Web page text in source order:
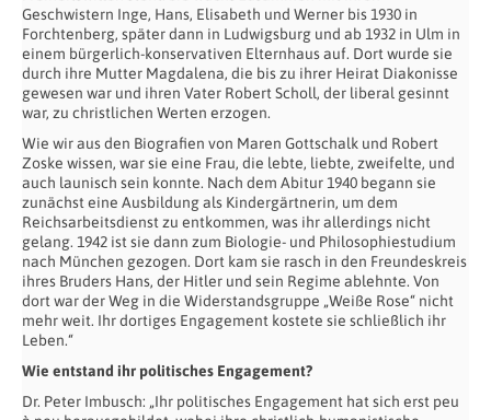
Geschwistern Inge, Hans, Elisabeth und Werner bis 1930 in
Forchtenberg, später dann in Ludwigsburg und ab 1932 in Ulm in
einem bürgerlich-konservativen Elternhaus auf. Dort wurde sie
durch ihre Mutter Magdalena, die bis zu ihrer Heirat Diakonisse
gewesen war und ihren Vater Robert Scholl, der liberal gesinnt
war, zu christlichen Werten erzogen.
Wie wir aus den Biografien von Maren Gottschalk und Robert
Zoske wissen, war sie eine Frau, die lebte, liebte, zweifelte, und
auch launisch sein konnte. Nach dem Abitur 1940 begann sie
zunächst eine Ausbildung als Kindergärtnerin, um dem
Reichsarbeitsdienst zu entkommen, was ihr allerdings nicht
gelang. 1942 ist sie dann zum Biologie- und Philosophiestudium
nach München gezogen. Dort kam sie rasch in den Freundeskreis
ihres Bruders Hans, der Hitler und sein Regime ablehnte. Von
dort war der Weg in die Widerstandsgruppe „Weiße Rose“ nicht
mehr weit. Ihr dortiges Engagement kostete sie schließlich ihr
Leben.“
Wie entstand ihr politisches Engagement?
Dr. Peter Imbusch: „Ihr politisches Engagement hat sich erst peu